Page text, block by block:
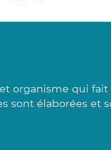
organisme qui
sont élaborées et